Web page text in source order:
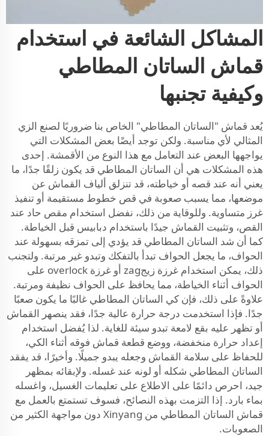
المشاكل الشائعة في استخدام
قماش الساتان المطاطي
وكيفية تجنبها
يُعد قماش "الساتان المطاطي" الخاص بنا ضروريًا لصنع الزي
المثالي لأي مناسبة. ولكن توجد أيضًا بعض المشكلات التي
يواجهها البعض عند التعامل مع هذا النوع من الأقمشة. إحدى
هذه المشكلات هي أن الساتان المطاطي قد يكون زلقًا جدًا، ما
يعني أنه عند قصه أو خياطته، قد تنزلق ألياف القماش عن
موضعها، مما يسبب صعوبة في قص خطوط مستقيمة أو تنفيذ
غرز متساوية. وللوقاية من ذلك، نفضل استخدام مقص حاد عند
القص، وتثبيت القماش جيدًا باستخدام دبابيس قبل الخياطة.
كما أن شد الساتان المطاطي قد يؤدي إلى تمزقه بسهولة عند
الحواف، ما يجعل الحواف تبدأ بالتفكك وتبدو غير مرتبة. ولتجنب
ذلك، يمكن استخدام غرزة زيجzag أو غرزة overlock على
الحواف أثناء الخياطة، مما يحافظ على الحواف نظيفة ومرتبة.
علاوةً على ذلك، فإن كي الساتان المطاطي غالبًا ما يكون صعبًا
جدًا. فإذا استخدمت درجة حرارة عالية جدًا، فقد ينصهر القماش
أو تظهر عليه بقع لامعة تبدو سيئة للغاية. لذا يُفضل استخدام
إعداد حرارة منخفضة، ووضع قطعة قماش فوقه أثناء الكي،
للحفاظ على سلامة القماش وجعله يبدو جميلًا. وأخيرًا، قد يفقد
الساتان المطاطي شكله أو لونه عند غسله. ولإبقائه بمظهر
جيد، احرص دائمًا على الاطلاع على تعليمات الغسيل، واغسله
بماء بارد. إذا التزمت بهذه النصائح، فسوف تستمتع بالعمل مع
قماش الساتان المطاطي من Xinyang دون مواجهة الكثير من
الصعوبات.